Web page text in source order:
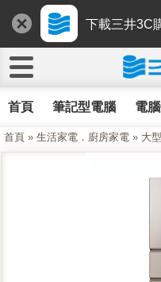
下載三井3C
首頁 筆記型電腦 電
首頁 » 生活家電．廚房家電 » 大